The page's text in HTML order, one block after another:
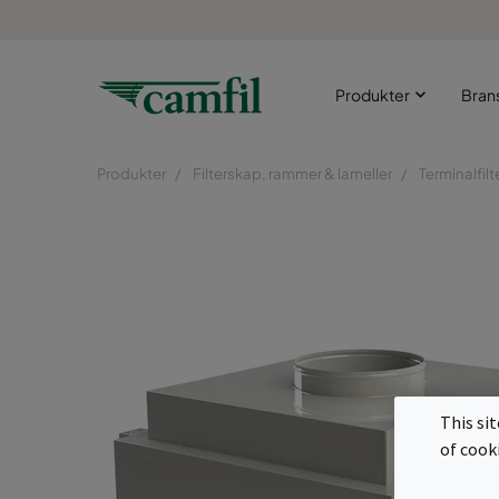
Produkter
Produkter Filterskap, rammer & lameller
This
of